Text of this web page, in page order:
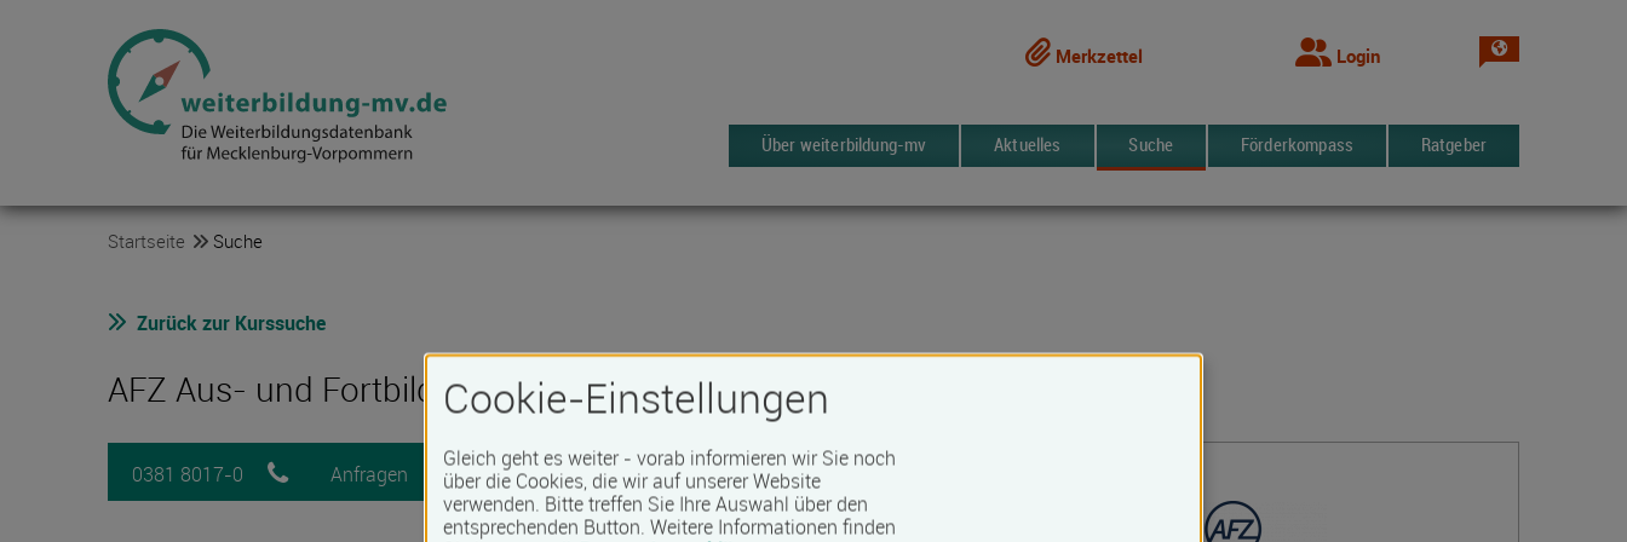
Merkzettel Login Sprache
Über weiterbildung-mv Aktuelles Suche Förderkompass Ratgeber
Startseite Suche
Zurück zur Kurssuche
AFZ Aus- und Fortbildungszentrum Rostock GmbH
0381 8017-0 Anfragen Merken 257 Kurse
Cookie-Einstellungen
Gleich geht es weiter - vorab informieren wir Sie noch
über die Cookies, die wir auf unserer Website
verwenden. Bitte treffen Sie Ihre Auswahl über den
entsprechenden Button. Weitere Informationen finden